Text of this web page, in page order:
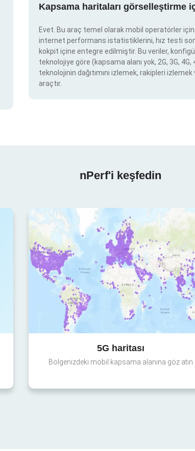
Kapsama haritaları görselleştirme
Evet. Bu araç temel olarak mobil operatörler
internet performans istatistiklerini, hız testi
kokpit içine entegre edilmiştir. Bu veriler,
teknolojiye göre (kapsama alanı yok, 2G, 3G,
teknolojinin dağıtımını izlemek, rakipleri
araçtır.
nPerf'i keşfedin
5G haritası
Bölgenizdeki mobil kapsama alanına göz atın